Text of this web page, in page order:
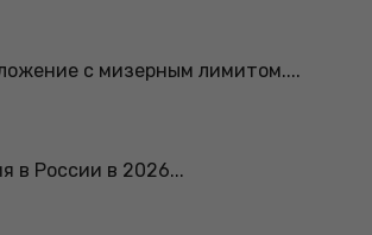
с мизерным лимитом....
в России в 2026...